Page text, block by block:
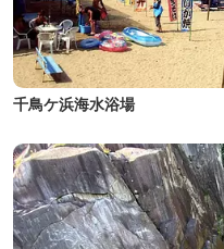
千鳥ケ浜海水浴場